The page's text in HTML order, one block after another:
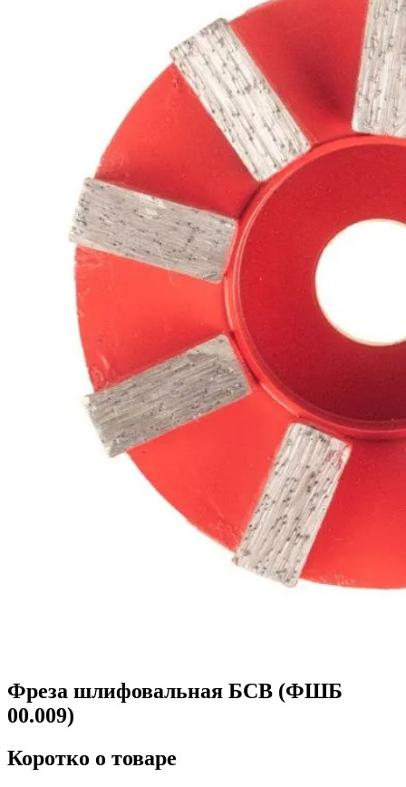
Фреза шлифовальная БСВ (ФШБ
00.009)
Коротко о товаре